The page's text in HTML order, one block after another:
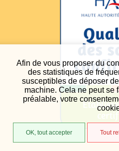
Afin de vous proposer du
des statistiques de
susceptibles de déposer
machine. Cela ne peut se
préalable, votre
OK, tout accepter Tout